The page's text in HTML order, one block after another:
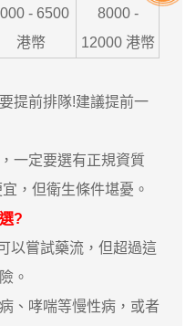
- 6500
港幣
8000 -
12000 港幣
前排隊!建議提前一
定要選有正規資質
，但衛生條件堪憂。
?
嘗試藥流，但超過這
。
哮喘等慢性病，或者